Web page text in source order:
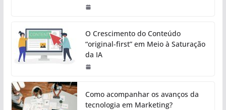
O Crescimento do Conteúdo
“original-first” em Meio à Saturação
da IA
Como acompanhar os avanços da
tecnologia em Marketing?